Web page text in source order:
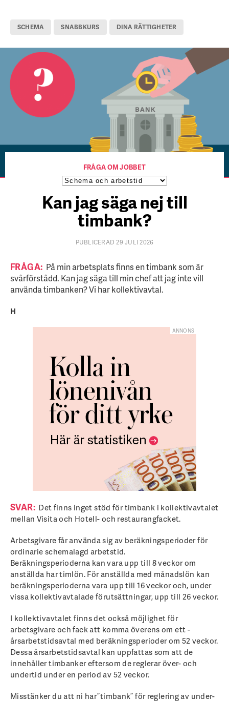
SCHEMA SNABBKURS DINA RÄTTIGHETER
FRÅGA OM JOBBET
Kan jag säga nej till
timbank?
PUBLICERAD 29 JULI 2026
FRÅGA: På min arbetsplats finns en timbank som är
svårförstådd. Kan jag säga till min chef att jag inte vill
använda timbanken? Vi har kollektivavtal.
H
ANNONS
SVAR: Det finns inget stöd för timbank i kollektiv­avtalet
mellan Visita och Hotell- och restaurangfacket.
Arbetsgivare får använda sig av beräkningsperioder för
ordinarie schemalagd arbetstid.
Beräknings­perioderna kan vara upp till 8 veckor om
anställda har timlön. För anställda med månadslön kan
beräkningsperioderna vara upp till 16 veckor och, under
vissa kollektivavtalade förutsättningar, upp till 26 veckor.
I kollektivavtalet finns det också möjlighet för
arbetsgivare och fack att komma överens om ett ­
årsarbetstidsavtal med beräkningsperioder om 52 veckor.
Dessa årsarbetstidsavtal kan uppfattas som att de
innehåller timbanker eftersom de reglerar över- och
undertid under en period av 52 veckor.
Misstänker du att ni har ”timbank” för reglering av under-